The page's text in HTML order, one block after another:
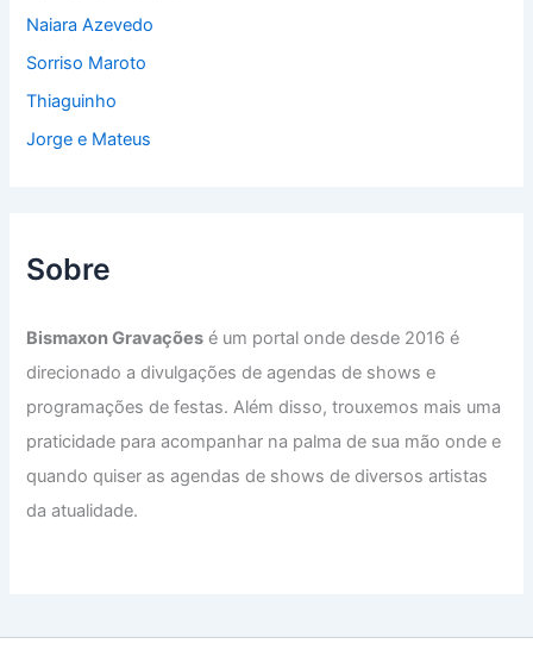
Naiara Azevedo
Sorriso Maroto
Thiaguinho
Jorge e Mateus
Sobre
Bismaxon Gravações é um portal onde desde 2016 é
direcionado a divulgações de agendas de shows e
programações de festas. Além disso, trouxemos mais uma
praticidade para acompanhar na palma de sua mão onde e
quando quiser as agendas de shows de diversos artistas
da atualidade.